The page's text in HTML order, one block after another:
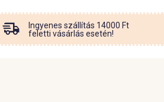
Ingyenes szállítás 14000 Ft
feletti vásárlás esetén!